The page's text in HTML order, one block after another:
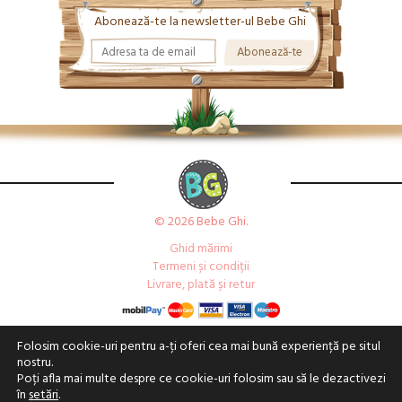
Abonează-te la newsletter-ul Bebe Ghi
© 2026 Bebe Ghi.
Ghid mărimi
Termeni și condiții
Livrare, plată și retur
Folosim cookie-uri pentru a-ți oferi cea mai bună experiență pe situl
nostru.
Poți afla mai multe despre ce cookie-uri folosim sau să le dezactivezi
însetări.